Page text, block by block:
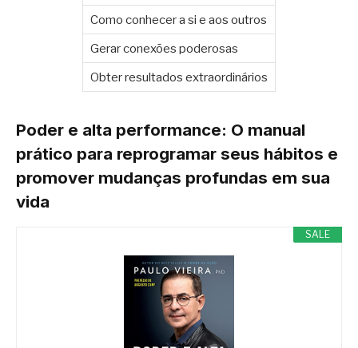
Como conhecer a si e aos outros
Gerar conexões poderosas
Obter resultados extraordinários
Poder e alta performance: O manual
prático para reprogramar seus hábitos e
promover mudanças profundas em sua
vida
SALE